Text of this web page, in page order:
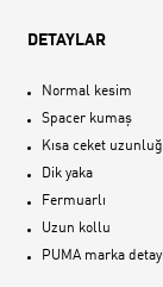
DETAYLAR
Normal kesim
Spacer kumaş
Kısa ceket
Dik yaka
Fermuarlı
Uzun kollu
PUMA marka